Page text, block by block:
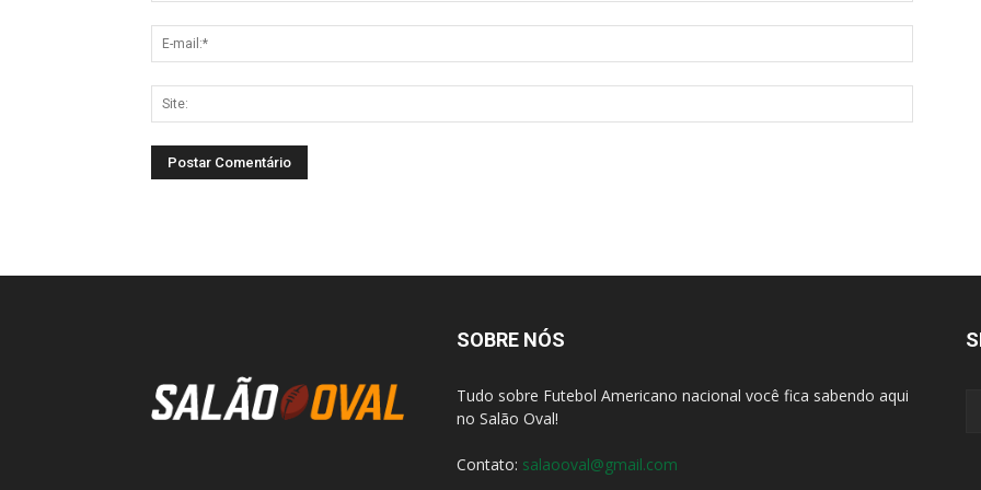
SOBRE NÓS
Tudo sobre Futebol Americano nacional você fica sabendo aqui
no Salão Oval!
Contato: salaooval@gmail.com